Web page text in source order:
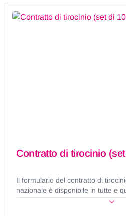
Contratto di tirocinio
Il formulario del contratto di
nazionale è disponibile in tutte e
in vari formati. Il presente